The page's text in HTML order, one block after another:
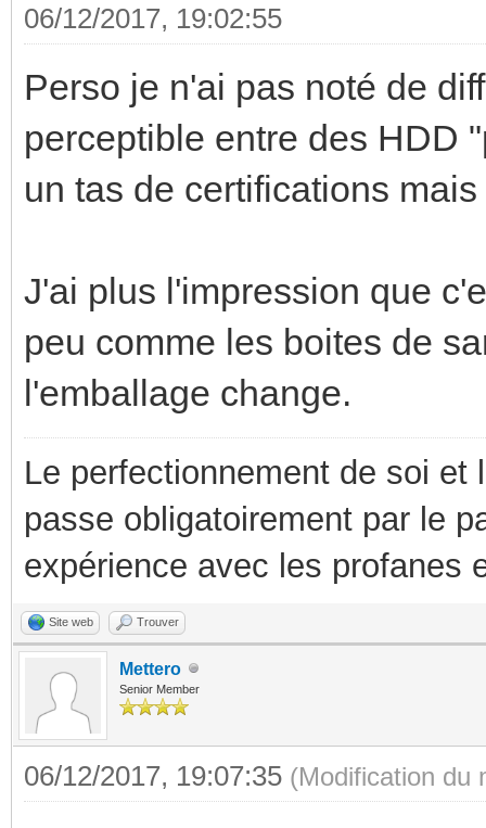
06/12/2017, 19:02:55
Perso je n'ai pas noté de
perceptible entre des HDD
un tas de certifications
J'ai plus l'impression que
peu comme les boites de
l'emballage change.
Le perfectionnement de soi
passe obligatoirement par le
expérience avec les profanes
Site web Trouver
Mettero
Senior Member
06/12/2017, 19:07:35 (Modification du